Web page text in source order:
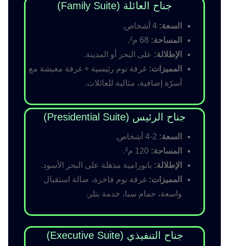
جناح العائلة (Family Suite)
السعة:
المساحة:
الإطلالة: على البحر أو المدينة.
المميزات: غرفة نوم رئيسية + غرفة معيشة مع
أسرّة إضافية، مثالية للعائلات.
جناح الرئيس (Presidential Suite)
السعة:
المساحة:
الإطلالة: بانورامية مذهلة على البحر الأسود.
المميزات: غرفة نوم فاخرة، صالة استقبال
واسعة، حمام سبا، خدمة بتلر.
جناح التنفيذي (Executive Suite)